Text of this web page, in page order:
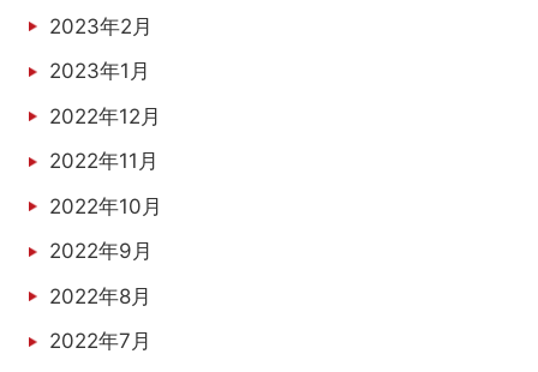
2023年2月
2023年1月
2022年12月
2022年11月
2022年10月
2022年9月
2022年8月
2022年7月